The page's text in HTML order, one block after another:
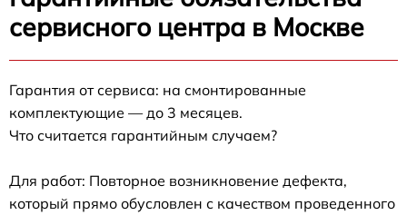
сервисного центра в Москве
Гарантия от сервиса: на смонтированные
комплектующие — до 3 месяцев.
Что считается гарантийным случаем?
Для работ: Повторное возникновение дефекта,
который прямо обусловлен с качеством проведенного